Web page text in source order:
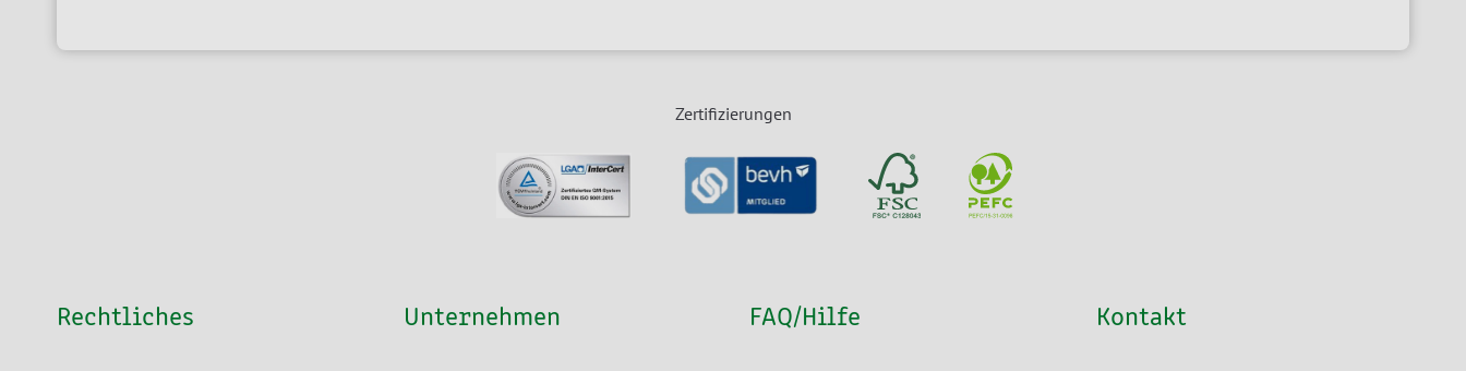
Zertifizierungen
Rechtliches Unternehmen FAQ/Hilfe Kontakt